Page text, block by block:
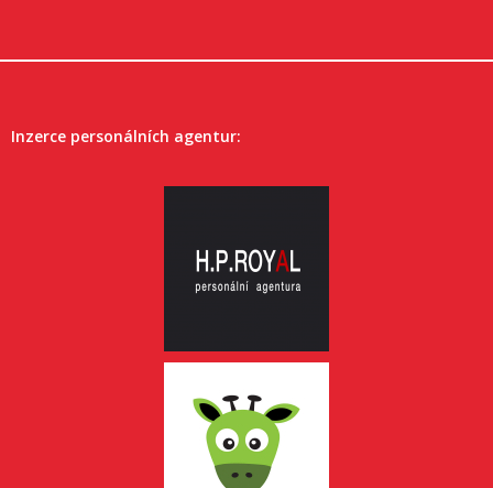
Inzerce personálních agentur: